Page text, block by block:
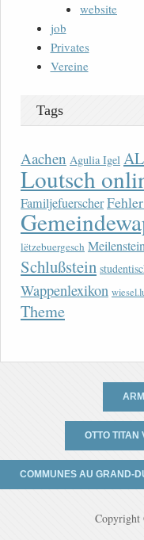
website
job
Privates
Vereine
Tags
Aachen Agulia Igel
Loutsch
Familjefuerscher
lëtzebuergesch
Schlußstein
Wappenlexikon
Theme
OTTO TITAN
COMMUNES AU GRAND-